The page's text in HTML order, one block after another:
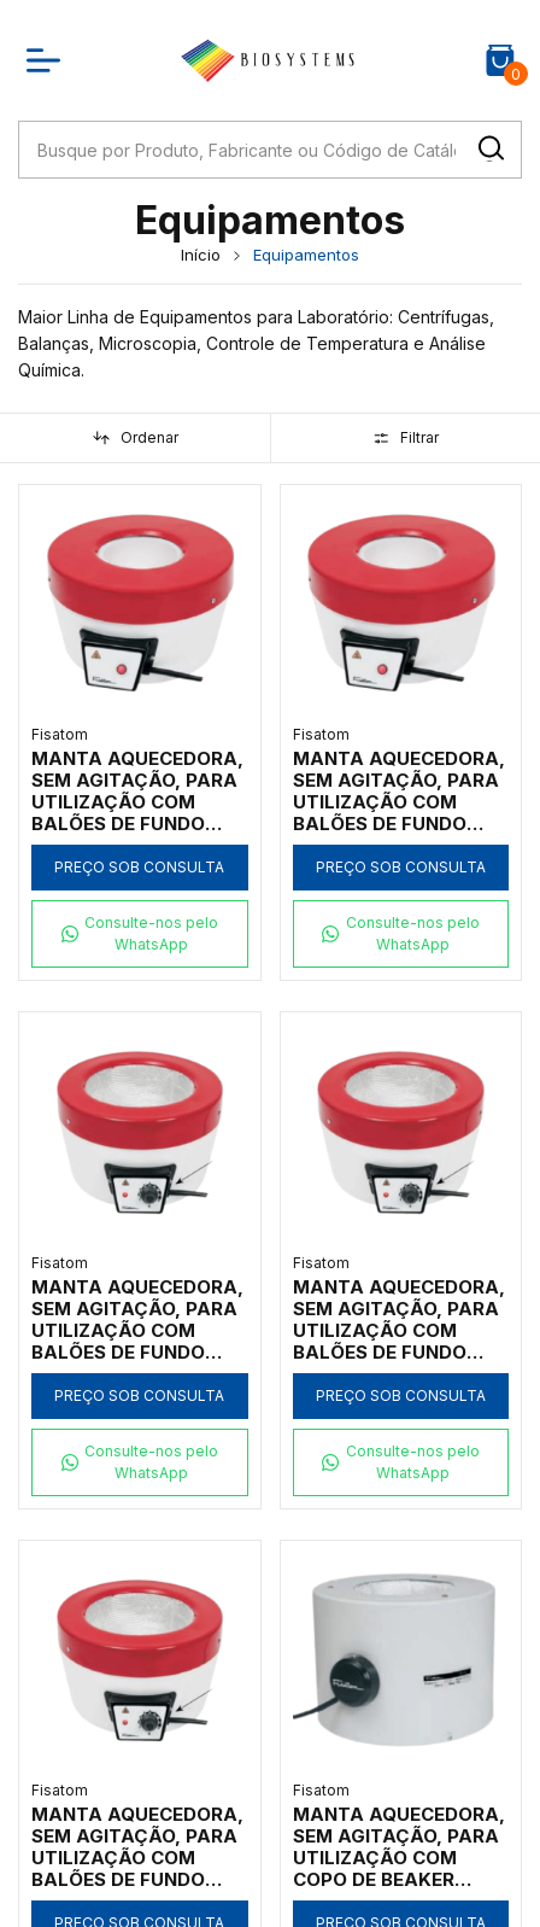
0
Equipamentos
Início Equipamentos
Maior Linha de Equipamentos para Laboratório: Centrífugas,
Balanças, Microscopia, Controle de Temperatura e Análise
Química.
Ordenar Filtrar
Fisatom
MANTA AQUECEDORA,
SEM AGITAÇÃO, PARA
UTILIZAÇÃO COM
BALÕES DE FUNDO
REDONDO DE 500ML,
COM REGULADOR
ELETRÔNICO
INCORPORADO PARA
TEMPERATURAS ATÉ
500ºC, CLASSE 650,
PREÇO SOB CONSULTA
Consulte-nos pelo
WhatsApp
Fisatom
MANTA AQUECEDORA,
SEM AGITAÇÃO, PARA
UTILIZAÇÃO COM
BALÕES DE FUNDO
REDONDO DE 1000ML,
COM REGULADOR
ELETRÔNICO
INCORPORADO PARA
TEMPERATURAS ATÉ
500ºC, CLASSE 650,
001032
PREÇO SOB CONSULTA
Consulte-nos pelo
WhatsApp
Fisatom
MANTA AQUECEDORA,
SEM AGITAÇÃO, PARA
UTILIZAÇÃO COM
BALÕES DE FUNDO
REDONDO DE 250ML,
COM REGULADOR
ELETRÔNICO
INCORPORADO PARA
TEMPERATURAS ATÉ
300ºC, CLASSE 300,
PREÇO SOB CONSULTA
Consulte-nos pelo
WhatsApp
Fisatom
MANTA AQUECEDORA,
SEM AGITAÇÃO, PARA
UTILIZAÇÃO COM
BALÕES DE FUNDO
REDONDO DE 125ML,
COM REGULADOR
ELETRÔNICO
INCORPORADO PARA
TEMPERATURAS ATÉ
300ºC, CLASSE 300,
PREÇO SOB CONSULTA
Consulte-nos pelo
WhatsApp
Fisatom
MANTA AQUECEDORA,
SEM AGITAÇÃO, PARA
UTILIZAÇÃO COM
BALÕES DE FUNDO
REDONDO DE 50ML,
PREÇO SOB CONSULTA
Fisatom
MANTA AQUECEDORA,
SEM AGITAÇÃO, PARA
UTILIZAÇÃO COM
COPO DE BEAKER
FORMA BAIXA DE
PREÇO SOB CONSULTA